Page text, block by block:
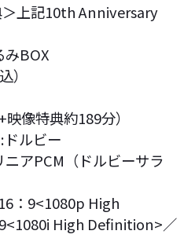
上記10th Anniversary
みBOX
）
像特典約189分）
ルビー
アPCM（ドルビーサラ
：9<1080p High
High Definition>／